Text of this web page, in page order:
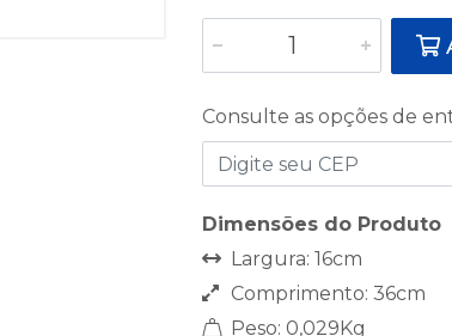
Consulte as opções de
Dimensões do Produto
Largura: 16cm
Comprimento: 36cm
Peso: 0,029Kg